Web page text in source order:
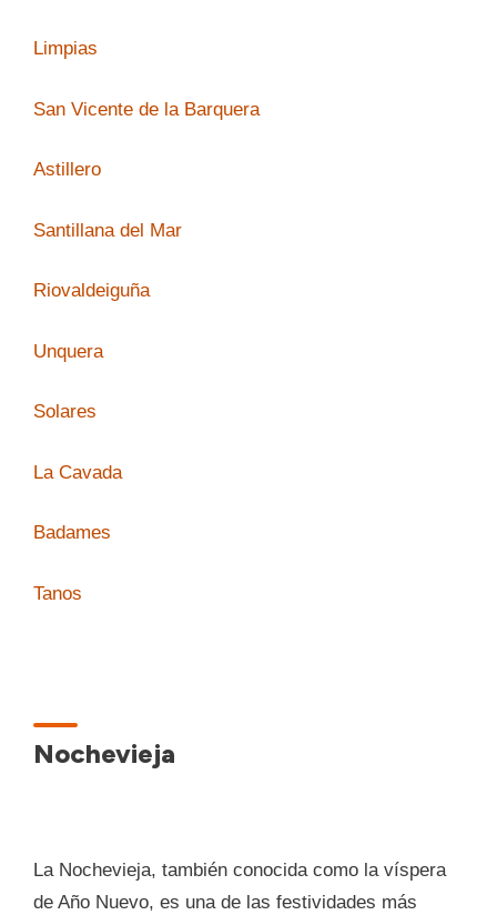
Limpias
San Vicente de la Barquera
Astillero
Santillana del Mar
Riovaldeiguña
Unquera
Solares
La Cavada
Badames
Tanos
Nochevieja
La Nochevieja, también conocida como la víspera
de Año Nuevo, es una de las festividades más